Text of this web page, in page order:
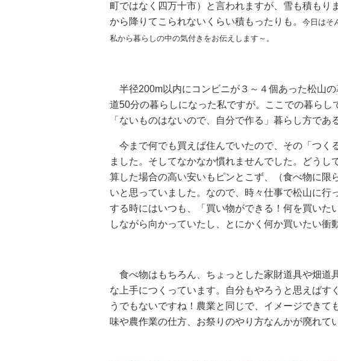
町ではなく四万十市）と言われますが、雪も積もり
から降りてこられないくらい積もったりも。 今日はそ
私から暮らしの中の気付きをお伝えします～。
半径200m以内にコンビニが３～４個あった松山
道50分の暮らしになった私ですが。ここでの暮らし
「ないものはないので、自分で作る」暮らし方であ
今まで何でも買えば住んでいたので、その「つく
ました。そしてなかなか慣れませんでした。どうし
算した場合の高い安いもピンとこず、（食べ物に限
いと思っていました。なので、時々仕事で松山に行
する時にはいつも、「買い物ができる！何を買いた
しながら向かっていたし、とにかく何か買いたい衝
食べ物はもちろん、ちょっとした家財道具や畑道
な上手につくっています。自分もやろうと思えばす
うでもないですね！農業と同じで、イメージできて
味や農作業の仕方、お祭りのやり方なんかが廃れて